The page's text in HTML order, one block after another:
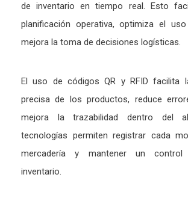
de inventario en tiempo real. Esto
planificación operativa, optimiza el
mejora la toma de decisiones logísticas.
El uso de códigos QR y RFID facilita
precisa de los productos, reduce
mejora la trazabilidad dentro del
tecnologías permiten registrar cada
mercadería y mantener un control
inventario.